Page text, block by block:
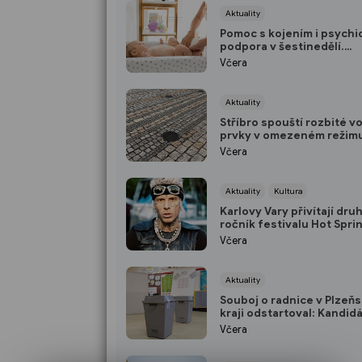
Aktuality
Pomoc s kojením i
podpora v šestinedělí.
Domažlická porodnice
Včera
Aktuality
Stříbro spouští rozbité
prvky v omezeném
Vedení města plánuje
Včera
Aktuality Kultura
Karlovy Vary přivítají
ročník festivalu Hot
Vystoupí Yzomandias, Ben
Včera
Aktuality
Souboj o radnice v
kraji odstartoval:
jsou podány, podílíte se na
Včera